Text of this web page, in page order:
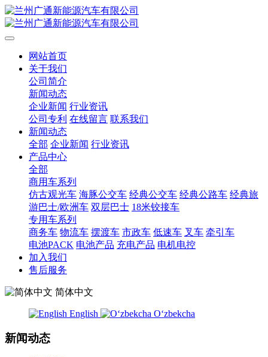
网站首页
关于我们
公司简介
新闻动态
企业新闻 行业资讯
公司专利 在线留言 联系我们
新闻动态
全部 企业新闻 行业资讯
产品中心
全部
商用车系列
仿古观光车 海豚公交车 经典公交车 经典公路车 经典旅
游巴士/欧洲车 双层巴士 18米铰接车
专用车系列
商务车 物流车 摆渡车 市政车 低速车 叉车 牵引车
电池PACK 电池产品 充电产品 电机电控
加入我们
售后服务
简体中文
English Oʻzbekcha
新闻动态